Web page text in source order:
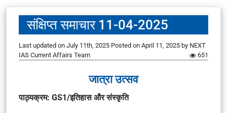
संक्षिप्त समाचार 11-04-2025
Last updated on July 11th, 2025 Posted on April 11, 2025 by NEXT
IAS Current Affairs Team
651
जात्रा उत्सव
पाठ्यक्रम: GS1/इतिहास और संस्कृति